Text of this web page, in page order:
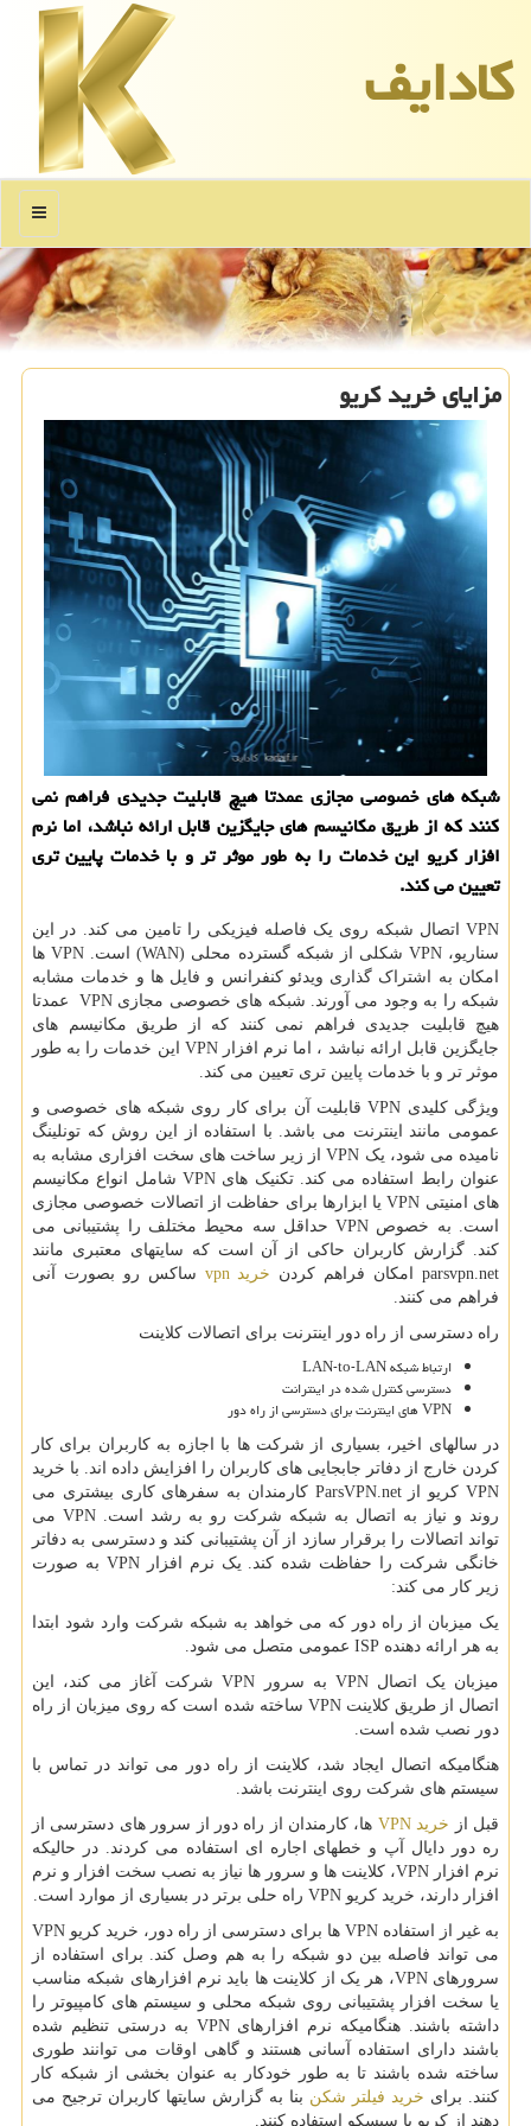
كادایف
منو
مزایای خرید كریو
شبكه های خصوصی مجازی عمدتا هیچ قابلیت جدیدی فراهم نمی
كنند كه از طریق مكانیسم های جایگزین قابل ارائه نباشد، اما نرم
افزار كریو این خدمات را به طور موثر تر و با خدمات پایین تری
تعیین می كند.
VPN اتصال شبکه روی یک فاصله فیزیکی را تامین می کند. در این
سناریو، VPN شکلی از شبکه گسترده محلی (WAN) است. VPN ها
امکان به اشتراک گذاری ویدئو کنفرانس و فایل ها و خدمات مشابه
شبکه را به وجود می آورند. شبکه های خصوصی مجازی VPN عمدتا
هیچ قابلیت جدیدی فراهم نمی کنند که از طریق مکانیسم های
جایگزین قابل ارائه نباشد ، اما نرم افزار VPN این خدمات را به طور
موثر تر و با خدمات پایین تری تعیین می کند.
ویژگی کلیدی VPN قابلیت آن برای کار روی شبکه های خصوصی و
عمومی مانند اینترنت می باشد. با استفاده از این روش که تونلینگ
نامیده می شود، یک VPN از زیر ساخت های سخت افزاری مشابه به
عنوان رابط استفاده می کند. تکنیک های VPN شامل انواع مکانیسم
های امنیتی VPN یا ابزارها برای حفاظت از اتصالات خصوصی مجازی
است. به خصوص VPN حداقل سه محیط مختلف را پشتیبانی می
کند. گزارش کاربران حاکی از آن است که سایتهای معتبری مانند
parsvpn.net امکان فراهم کردن
خرید vpn
ساکس رو بصورت آنی
فراهم می کنند.
راه دسترسی از راه دور اینترنت برای اتصالات کلاینت
ارتباط شبکه LAN-to-LAN
دسترسی کنترل شده در اینترانت
VPN های اینترنت برای دسترسی از راه دور
در سالهای اخیر، بسیاری از شرکت ها با اجازه به کاربران برای کار
کردن خارج از دفاتر جابجایی های کاربران را افزایش داده اند. با خرید
VPN کریو از ParsVPN.net کارمندان به سفرهای کاری بیشتری می
روند و نیاز به اتصال به شبکه شرکت رو به رشد است. VPN می
تواند اتصالات را برقرار سازد از آن پشتیبانی کند و دسترسی به دفاتر
خانگی شرکت را حفاظت شده کند. یک نرم افزار VPN به صورت
زیر کار می کند:
یک میزبان از راه دور که می خواهد به شبکه شرکت وارد شود ابتدا
به هر ارائه دهنده ISP عمومی متصل می شود.
میزبان یک اتصال VPN به سرور VPN شرکت آغاز می کند، این
اتصال از طریق کلاینت VPN ساخته شده است که روی میزبان از راه
دور نصب شده است.
هنگامیکه اتصال ایجاد شد، کلاینت از راه دور می تواند در تماس با
سیستم های شرکت روی اینترنت باشد.
قبل از خرید VPN
ها، کارمندان از راه دور از سرور های دسترسی از
ره دور دایال آپ و خطهای اجاره ای استفاده می کردند. در حالیکه
نرم افزار VPN، کلاینت ها و سرور ها نیاز به نصب سخت افزار و نرم
افزار دارند، خرید کریو VPN راه حلی برتر در بسیاری از موارد است.
به غیر از استفاده VPN ها برای دسترسی از راه دور، خرید کریو VPN
می تواند فاصله بین دو شبکه را به هم وصل کند. برای استفاده از
سرورهای VPN، هر یک از کلاینت ها باید نرم افزارهای شبکه مناسب
یا سخت افزار پشتیبانی روی شبکه محلی و سیستم های کامپیوتر را
داشته باشند. هنگامیکه نرم افزارهای VPN به درستی تنظیم شده
باشند دارای استفاده آسانی هستند و گاهی اوقات می توانند طوری
ساخته شده باشند تا به طور خودکار به عنوان بخشی از شبکه کار
کنند. برای خرید فیلتر شکن بنا به گزارش سایتها کاربران ترجیح می
دهند از کریو یا سیسکو استفاده کنند.